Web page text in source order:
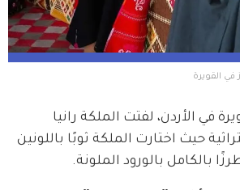
في القويرة
في الأردن، لفتت الملكة رانيا
حيث اختارت الملكة ثوبًا باللونين
بالكامل بالورود الملونة.